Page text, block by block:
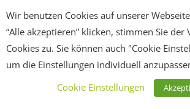
Wir benutzen Cookies auf unserer
“Alle akzeptieren” klicken, stimmen Sie der
Cookies zu. Sie können auch "Cookie
um die Einstellungen individuell
Cookie Einstellungen